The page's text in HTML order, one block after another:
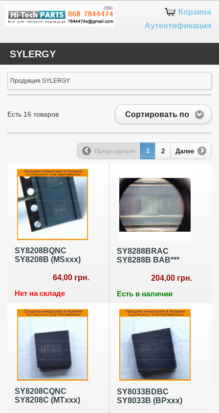
Корзина
Аутентификация
SYLERGY
Продукция SYLERGY
Сортировать по
Есть 16 товаров
Предыдущая 1 2 Далее
SY8208BQNC
SY8208B (MSxxx)
64,00 грн.
Нет на складе
SY8288BRAC
SY8288B BAB***
204,00 грн.
Есть в наличии
SY8208CQNC
SY8208C (MTxxx)
SY8033BDBC
SY8033B (BPxxx)